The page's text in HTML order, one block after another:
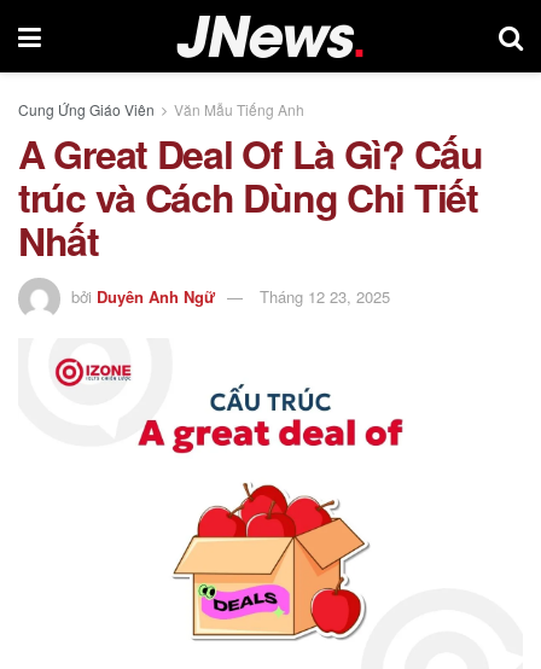
Cung Ứng Giáo Viên Văn Mẫu Tiếng Anh
A Great Deal Of Là Gì? Cấu
trúc và Cách Dùng Chi Tiết
Nhất
bởi Duyên Anh Ngữ Tháng 12 23, 2025